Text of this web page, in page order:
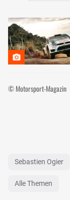
© Motorsport-Magazin
Sebastien Ogier
Alle Themen